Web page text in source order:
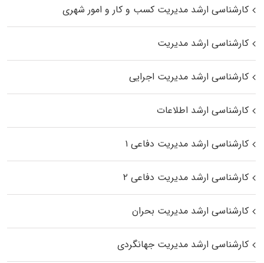
کارشناسی ارشد مدیریت کسب و کار و امور شهری
کارشناسی ارشد مدیریت
کارشناسی ارشد مدیریت اجرایی
کارشناسی ارشد اطلاعات
کارشناسی ارشد مدیریت دفاعی ۱
کارشناسی ارشد مدیریت دفاعی ۲
کارشناسی ارشد مدیریت بحران
کارشناسی ارشد مدیریت جهانگردی